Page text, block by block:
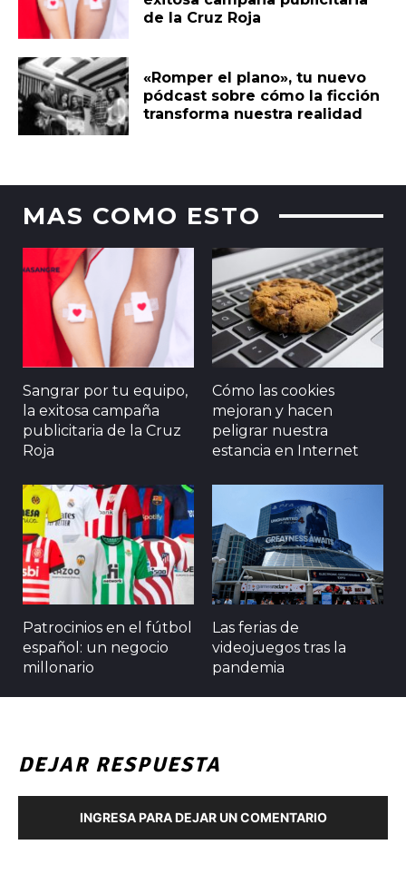
de la Cruz Roja
«Romper el plano», tu nuevo
pódcast sobre cómo la ficción
transforma nuestra realidad
MAS COMO ESTO
Sangrar por tu equipo,
la exitosa campaña
publicitaria de la Cruz
Roja
Cómo las cookies
mejoran y hacen
peligrar nuestra
estancia en Internet
Patrocinios en el fútbol
español: un negocio
millonario
Las ferias de
videojuegos tras la
pandemia
DEJAR RESPUESTA
INGRESA PARA DEJAR UN COMENTARIO